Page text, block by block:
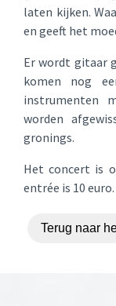
laten kijken.
en geeft het
Er wordt gitaar
komen nog
instrumenten
worden
gronings.
Het concert is
entrée is 10 euro.
Terug naar